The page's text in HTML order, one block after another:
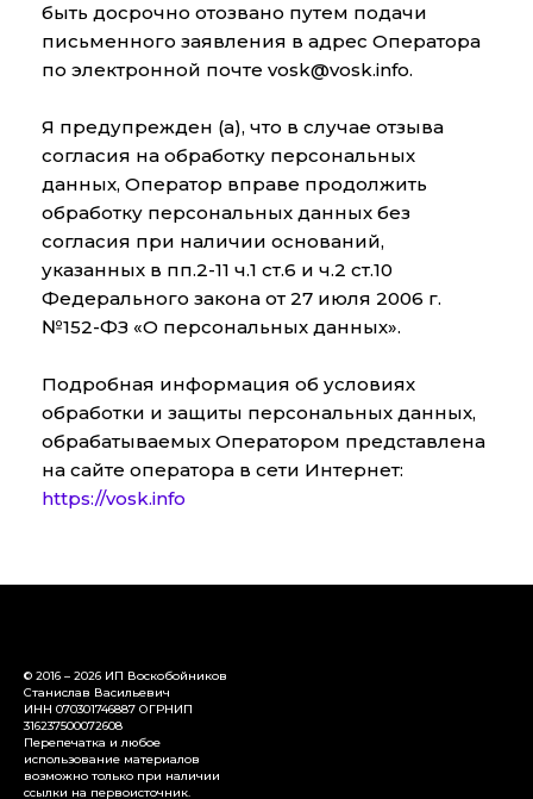
быть досрочно отозвано путем подачи
письменного заявления в адрес Оператора
по электронной почте vosk@vosk.info.
Я предупрежден (а), что в случае отзыва
согласия на обработку персональных
данных, Оператор вправе продолжить
обработку персональных данных без
согласия при наличии оснований,
указанных в пп.2-11 ч.1 ст.6 и ч.2 ст.10
Федерального закона от 27 июля 2006 г.
№152-ФЗ «О персональных данных».
Подробная информация об условиях
обработки и защиты персональных данных,
обрабатываемых Оператором представлена
на сайте оператора в сети Интернет:
https://vosk.info
© 2016 – 2026 ИП Воскобойников
Станислав Васильевич
ИНН 070301746887 ОГРНИП
316237500072608
Перепечатка и любое
использование материалов
возможно только при наличии
ссылки на первоисточник.